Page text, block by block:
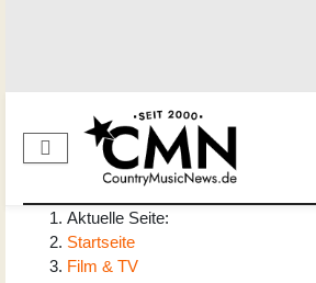
Aktuelle Seite:
Startseite
Film & TV